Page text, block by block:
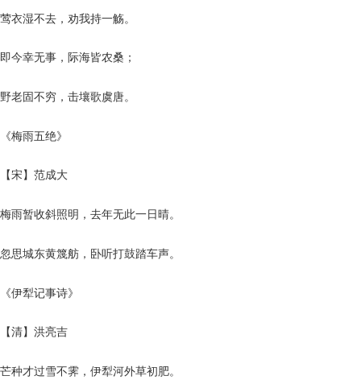
莺衣湿不去，劝我持一觞。
即今幸无事，际海皆农桑；
野老固不穷，击壤歌虞唐。
《梅雨五绝》
【宋】范成大
梅雨暂收斜照明，去年无此一日晴。
忽思城东黄篾舫，卧听打鼓踏车声。
《伊犁记事诗》
【清】洪亮吉
芒种才过雪不霁，伊犁河外草初肥。